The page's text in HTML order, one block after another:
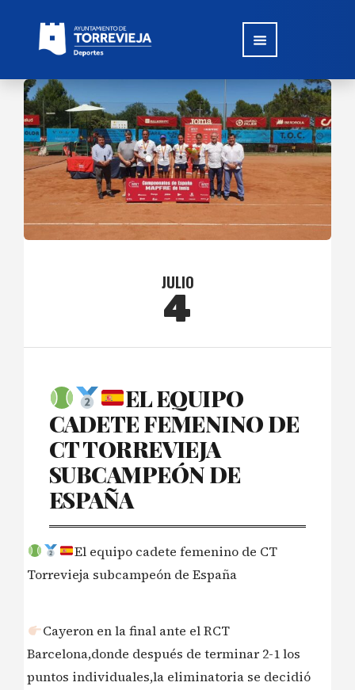
JULIO
4
EL EQUIPO
CADETE FEMENINO DE
CT TORREVIEJA
SUBCAMPEÓN DE
ESPAÑA
El equipo cadete femenino de CT
Torrevieja subcampeón de España
Cayeron en la final ante el RCT
Barcelona,donde después de terminar 2-1 los
puntos individuales,la eliminatoria se decidió